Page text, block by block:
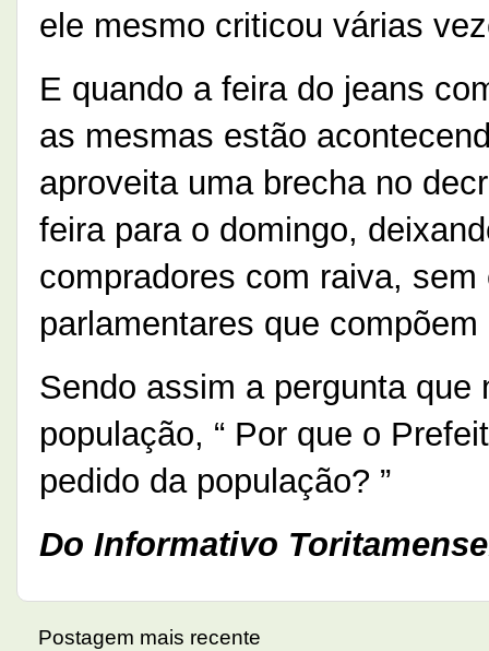
ele mesmo criticou várias
E quando a feira do jeans
as mesmas estão
aproveita uma brecha no
feira para o domingo,
compradores com raiva,
parlamentares que
Sendo assim a pergunta que
população, “ Por que o
pedido da população? ”
Do Informativo
Postagem mais recente